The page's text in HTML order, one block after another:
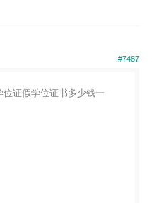
#7487
证假学位证书多少钱一